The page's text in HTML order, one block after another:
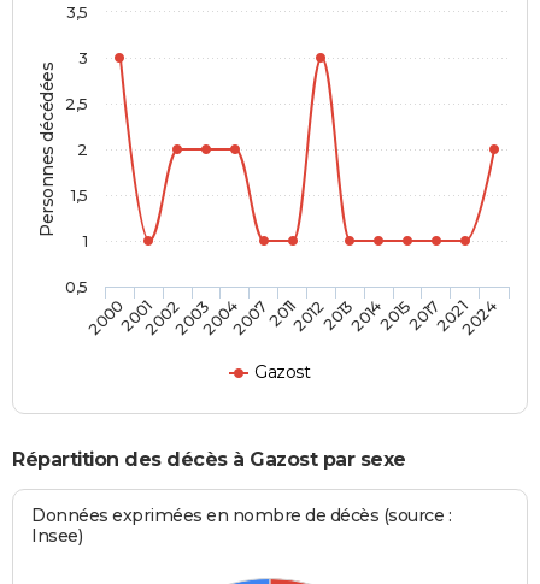
Personnes décédées
Gazost
20002001200220032004200720112012201320142015201720212024
0,5
1
1,5
2
2,5
3
3,5
Répartition des décès à Gazost par sexe
Données exprimées en nombre de décès (source :
Insee)